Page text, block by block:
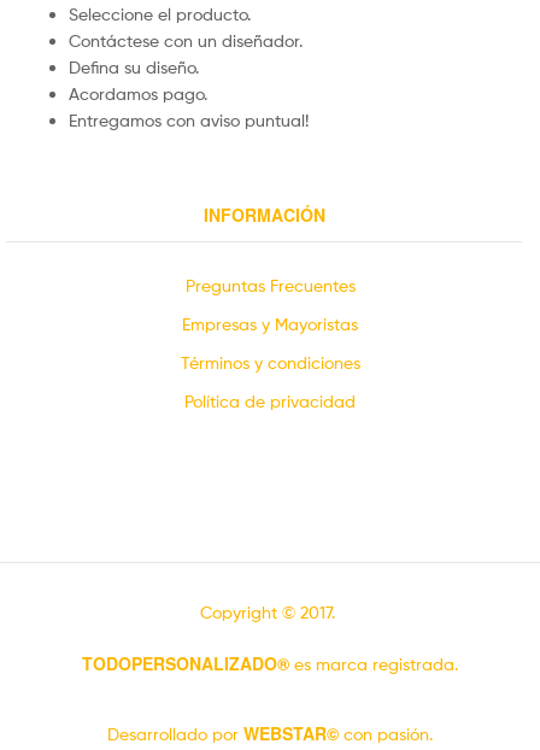
Seleccione el producto.
Contáctese con un diseñador.
Defina su diseño.
Acordamos pago.
Entregamos con aviso puntual!
INFORMACIÓN
Preguntas Frecuentes
Empresas y Mayoristas
Términos y condiciones
Política de privacidad
Copyright © 2017.
TODOPERSONALIZADO® es marca registrada.
Desarrollado por WEBSTAR© con pasión.